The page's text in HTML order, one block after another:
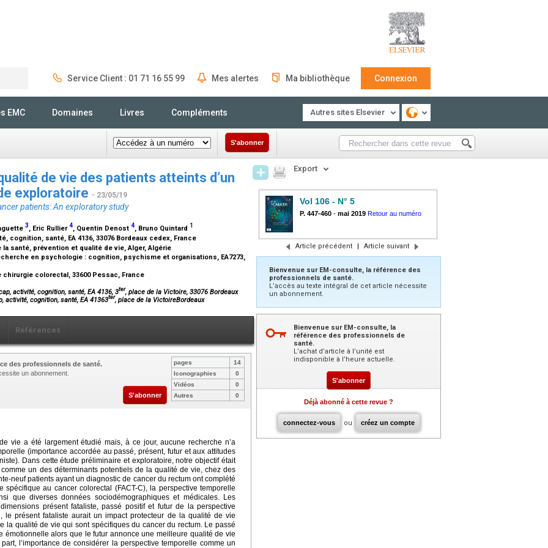
Service Client : 01 71 16 55 99 Mes alertes Ma bibliothèque Connexion
EMC Domaines Livres Compléments Autres sites Elsevier
S'abonner
de vie des patients atteints d’un
exploratoire - 23/05/19
patients: An exploratory study
3, Eric Rullier4, Quentin Denost 4, Bruno Quintard 1
cognition, santé, EA 4136, 33076 Bordeaux cedex, France
santé, prévention et qualité de vie, Alger, Algérie
en psychologie : cognition, psychisme et organisations, EA7273,
colorectal, 33600 Pessac, France
activité, cognition, santé, EA 4136, 3ter, place de la Victoire, 33076 Bordeaux
activité, cognition, santé, EA 41363ter, place de la VictoireBordeaux
Références
des professionnels de santé.
un abonnement.
S'abonner
pages
14
Iconographies
0
Vidéos
0
Autres
0
vie a été largement étudié mais, à ce jour, aucune recherche n’a
(importance accordée au passé, présent, futur et aux attitudes
Dans cette étude préliminaire et exploratoire, notre objectif était
un des déterminants potentiels de la qualité de vie, chez des
neuf patients ayant un diagnostic de cancer du rectum ont complété
au cancer colorectal (FACT-C), la perspective temporelle
que diverses données sociodémographiques et médicales. Les
présent fataliste, passé positif et futur de la perspective
présent fataliste aurait un impact protecteur de la qualité de vie
la qualité de vie qui sont spécifiques du cancer du rectum. Le passé
émotionnelle alors que le futur annonce une meilleure qualité de vie
l’importance de considérer la perspective temporelle comme un
Export
Vol 106 - N° 5
P. 447-460 - mai 2019 Retour au numéro
Article précédent | Article suivant
Bienvenue sur EM-consulte, la référence des
professionnels de santé.
L’accès au texte intégral de cet article nécessite
un abonnement.
Bienvenue sur EM-consulte, la
référence des professionnels de
santé.
L’achat d’article à l’unité est
indisponible à l’heure actuelle.
S'abonner
Déjà abonné à cette revue ?
connectez-vous ou créez un compte